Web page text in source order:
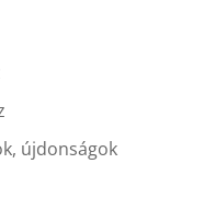
újdonságok